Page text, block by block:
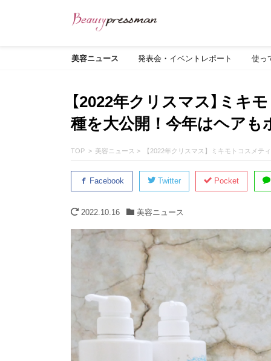
美容ニュース 発表会・イベントレポート 使っ
【2022年クリスマス】ミ
種を大公開！今年はヘアも
TOP 美容ニュース 【2022年クリスマス】ミキモトコスメテ
Facebook Twitter Pocket
2022.10.16 美容ニュース